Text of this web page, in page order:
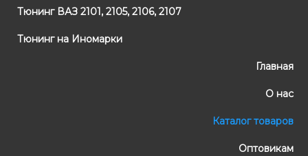
Тюнинг ВАЗ 2101, 2105, 2106, 2107
Тюнинг на Иномарки
Главная
О нас
Каталог товаров
Оптовикам